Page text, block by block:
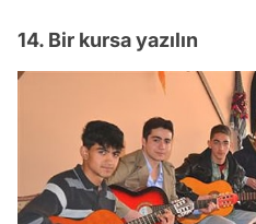
14. Bir kursa yazılın